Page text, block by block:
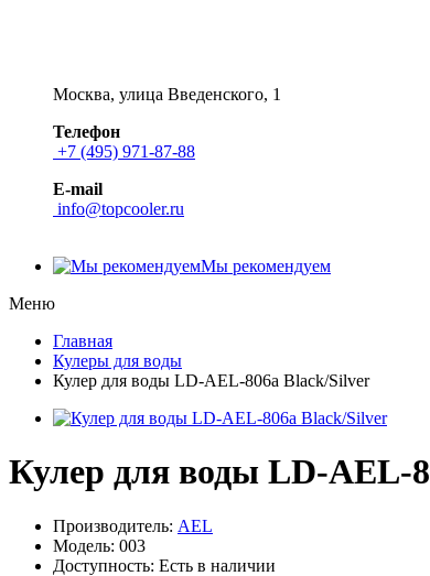
Москва, улица Введенского, 1
Телефон
+7 (495) 971-87-88
E-mail
info@topcooler.ru
Мы рекомендуем
Меню
Главная
Кулеры для воды
Кулер для воды LD-AEL-806a Black/Silver
Кулер для воды LD-AEL-
Производитель: AEL
Модель: 003
Доступность: Есть в наличии